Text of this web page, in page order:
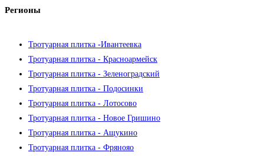
Регионы
Тротуарная плитка -Ивантеевка
Тротуарная плитка - Красноармейск
Тротуарная плитка - Зеленоградский
Тротуарная плитка - Подосинки
Тротуарная плитка - Лотосово
Тротуарная плитка - Новое Гришино
Тротуарная плитка - Ащукино
Тротуарная плитка - Фрянояо